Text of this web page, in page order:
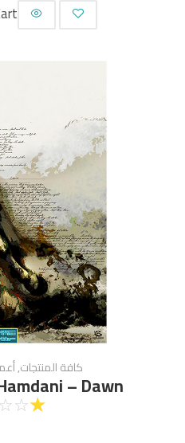
كافة المنتجات,
– Dawn
☆
☆
☆